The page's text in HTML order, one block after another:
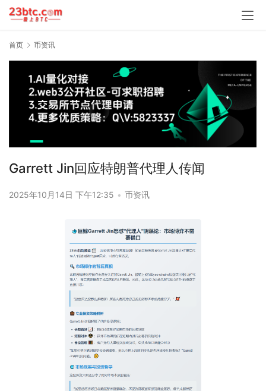
首页 币资讯
Garrett Jin回应特朗普代理人传闻
2025年10月14日 下午12:35 • 币资讯